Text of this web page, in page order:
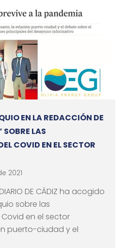
EN LA REDACCIÓN DE
LAS
COVID EN EL SECTOR
2021
DE CÁDIZ ha acogido
sobre las
en el sector
puerto-ciudad y el